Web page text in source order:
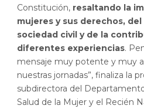
Constitución, resaltando la
mujeres y sus derechos,
sociedad civil y de la
diferentes experiencias.
mensaje muy potente y muy
nuestras jornadas”, finaliza la
subdirectora del
Salud de la Mujer y el Recién